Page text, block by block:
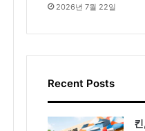
2026년 7월 22일
Recent Posts